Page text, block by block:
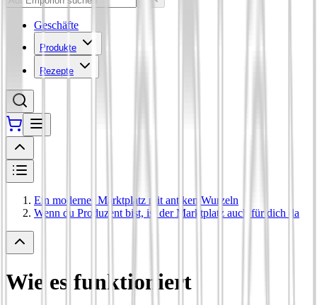
Geschäfte
Produkte
Rezepte
Ein moderner Marktplatz mit antiken Wurzeln
Wenn du Produzent bist, ist der Marktplatz auch für dich da
Wie es funktioniert